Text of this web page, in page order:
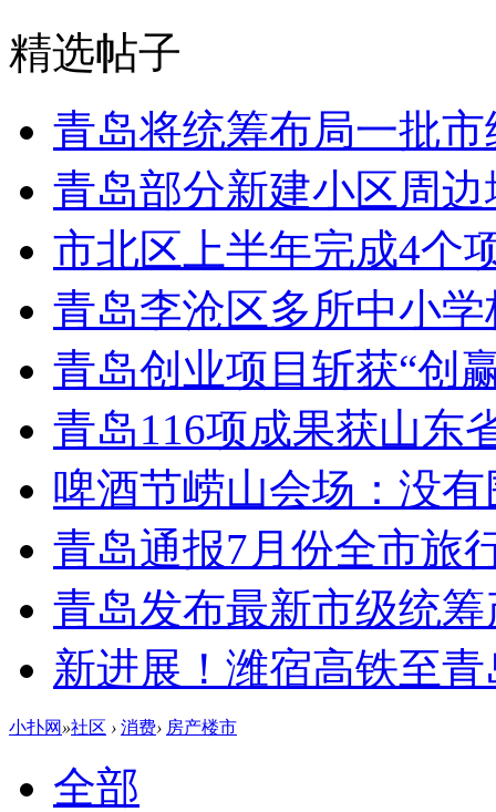
精选帖子
青岛将统筹布局一批市
青岛部分新建小区周
市北区上半年完成4个
青岛李沧区多所中小
青岛创业项目斩获“创
青岛116项成果获山东
啤酒节崂山会场：没有
青岛通报7月份全市旅
青岛发布最新市级统
新进展！潍宿高铁至
小扑网 »社区 › 消费› 房产楼市
全部